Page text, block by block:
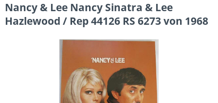
Nancy & Lee Nancy Sinatra & Lee
Hazlewood / Rep 44126 RS 6273 von 1968